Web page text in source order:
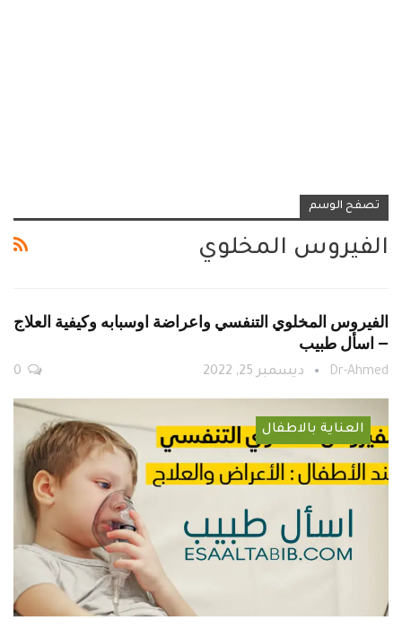
تصفح الوسم
الفيروس المخلوي
الفيروس المخلوي التنفسي واعراضة اوسبابه وكيفية العلاج
– اسأل طبيب
Dr-Ahmed ديسمبر 25, 2022
العناية بالاطفال